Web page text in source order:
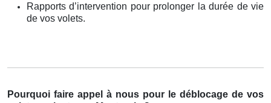
Rapports d’intervention pour prolonger la durée de vie
de vos volets.
Pourquoi faire appel à nous pour le déblocage de vos